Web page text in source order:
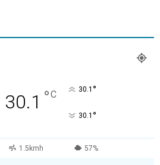
30.1 °C 30.1 °
30.1 °
1.5kmh 57%